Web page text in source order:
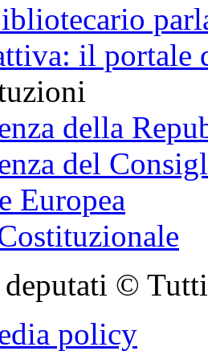
con i
in seduta
bicamerali
il portale
della